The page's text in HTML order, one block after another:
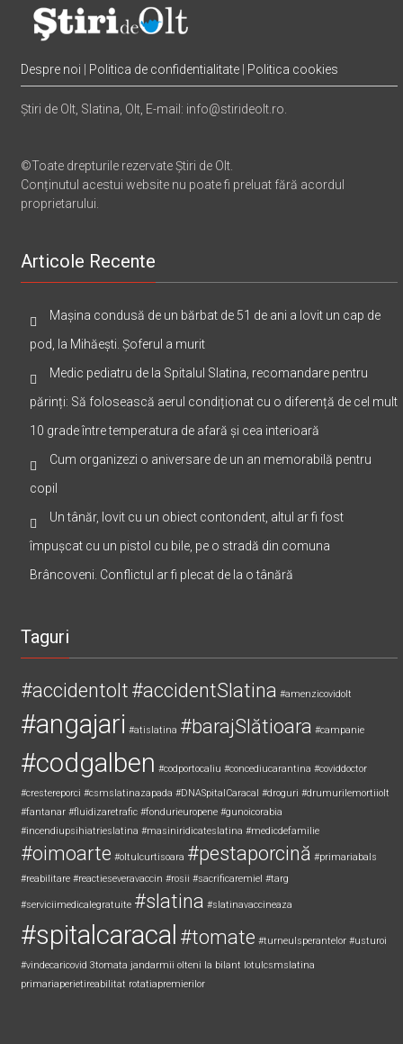
Despre noi Politica de confidentialitate Politica cookies
Știri de Olt, Slatina, Olt, E-mail: info@stirideolt.ro.
©Toate drepturile rezervate Știri de Olt.
Conținutul acestui website nu poate fi preluat fără acordul
proprietarului.
Articole Recente
Mașina condusă de un bărbat de 51 de ani a lovit un cap de
pod, la Mihăești. Șoferul a murit
Medic pediatru de la Spitalul Slatina, recomandare pentru
părinți: Să folosească aerul condiționat cu o diferență de cel mult
10 grade între temperatura de afară și cea interioară
Cum organizezi o aniversare de un an memorabilă pentru
copil
Un tânăr, lovit cu un obiect contondent, altul ar fi fost
împușcat cu un pistol cu bile, pe o stradă din comuna
Brâncoveni. Conflictul ar fi plecat de la o tânără
Taguri
#accidentolt #accidentSlatina #amenzicovidolt
#angajari #atislatina #barajSlătioara #campanie
#codgalben #codportocaliu #concediucarantina #coviddoctor
#crestereporci #csmslatinazapada #DNASpitalCaracal #droguri #drumurilemortiiolt
#fantanar #fluidizaretrafic #fondurieuropene #gunoicorabia
#incendiupsihiatrieslatina #masiniridicateslatina #medicdefamilie
#oimoarte #oltulcurtisoara #pestaporcină #primariabals
#reabilitare #reactieseveravaccin #rosii #sacrificaremiel #targ
#serviciimedicalegratuite #slatina #slatinavaccineaza
#spitalcaracal #tomate #turneulsperantelor #usturoi
#vindecaricovid 3tomata jandarmii olteni la bilant lotulcsmslatina
primariaperietireabilitat rotatiapremierilor